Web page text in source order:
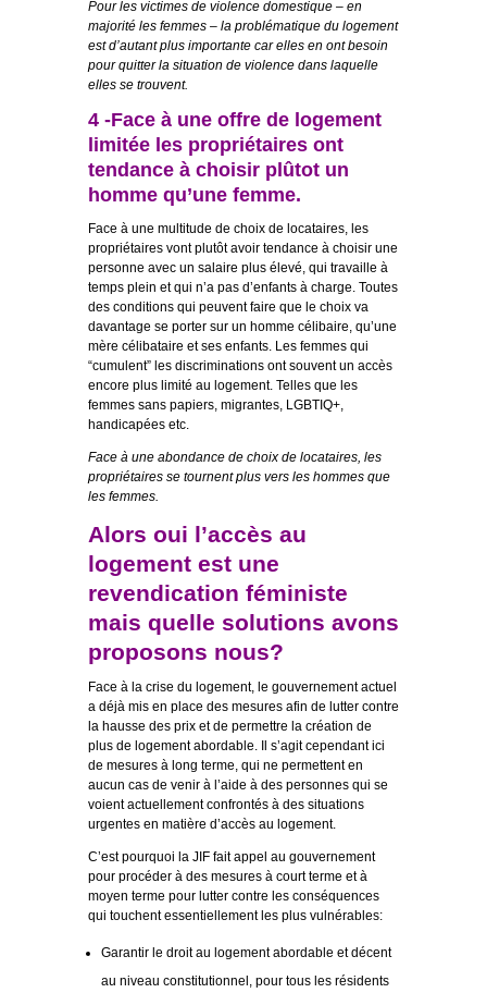
Pour les victimes de violence domestique – en
majorité les femmes – la problématique du logement
est d’autant plus importante car elles en ont besoin
pour quitter la situation de violence dans laquelle
elles se trouvent.
4 -Face à une offre de logement
limitée les propriétaires ont
tendance à choisir plûtot un
homme qu’une femme.
Face à une multitude de choix de locataires, les
propriétaires vont plutôt avoir tendance à choisir une
personne avec un salaire plus élevé, qui travaille à
temps plein et qui n’a pas d’enfants à charge. Toutes
des conditions qui peuvent faire que le choix va
davantage se porter sur un homme célibaire, qu’une
mère célibataire et ses enfants. Les femmes qui
“cumulent” les discriminations ont souvent un accès
encore plus limité au logement. Telles que les
femmes sans papiers, migrantes, LGBTIQ+,
handicapées etc.
Face à une abondance de choix de locataires, les
propriétaires se tournent plus vers les hommes que
les femmes.
Alors oui l’accès au
logement est une
revendication féministe
mais quelle solutions avons
proposons nous?
Face à la crise du logement, le gouvernement actuel
a déjà mis en place des mesures afin de lutter contre
la hausse des prix et de permettre la création de
plus de logement abordable. Il s’agit cependant ici
de mesures à long terme, qui ne permettent en
aucun cas de venir à l’aide à des personnes qui se
voient actuellement confrontés à des situations
urgentes en matière d’accès au logement.
C’est pourquoi la JIF fait appel au gouvernement
pour procéder à des mesures à court terme et à
moyen terme pour lutter contre les conséquences
qui touchent essentiellement les plus vulnérables:
Garantir le droit au logement abordable et décent
au niveau constitutionnel, pour tous les résidents